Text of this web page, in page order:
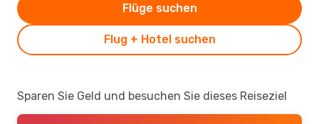
Flug + Hotel suchen
Flüge suchen
Sparen Sie Geld und besuchen Sie dieses Reiseziel